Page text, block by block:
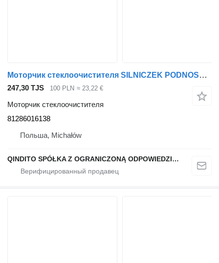
Моторчик стеклоочистителя SILNICZEK PODNOSZENIA SZYBY PRAWY MAN TGX 81286016138
247,30 TJS 100 PLN ≈ 23,22 €
Моторчик стеклоочистителя
81286016138
Польша, Michałów
QINDITO SPÓŁKA Z OGRANICZONĄ ODPOWIEDZIALNOŚCIĄ